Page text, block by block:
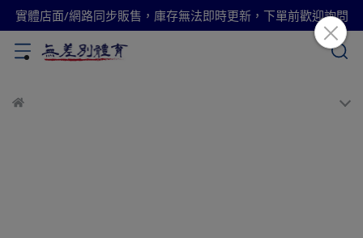
實體店面/網路同步販售，庫存無法即時更新，下單前歡迎詢問